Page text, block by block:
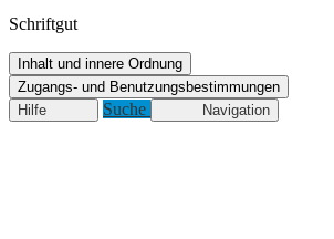
Schriftgut
Inhalt und innere Ordnung
Zugangs- und Benutzungsbestimmungen
Hilfe
Suche Navigation